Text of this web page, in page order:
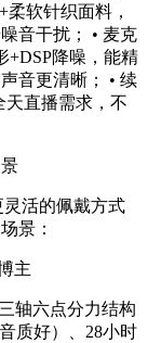
软针织面料，
音干扰； • 麦克
+DSP降噪，能精
音更清晰； • 续
天直播需求，不
灵活的佩戴方式
景：
主
轴六点分力结构
质好）、28小时